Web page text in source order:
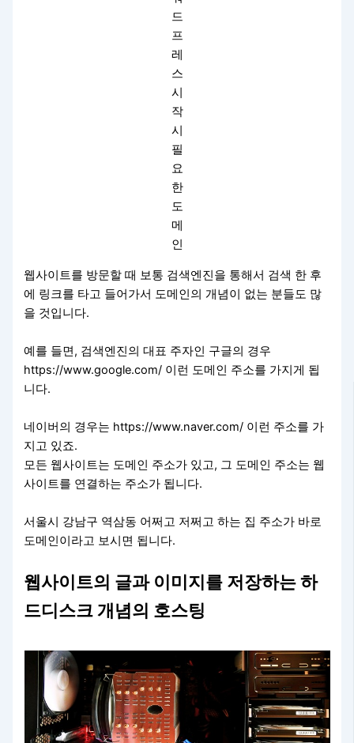
드
프
레
스
시
작
시
필
요
한
도
메
인
웹사이트를 방문할 때 보통 검색엔진을 통해서 검색 한 후
에 링크를 타고 들어가서 도메인의 개념이 없는 분들도 많
을 것입니다.
예를 들면, 검색엔진의 대표 주자인 구글의 경우
https://www.google.com/ 이런 도메인 주소를 가지게 됩
니다.
네이버의 경우는 https://www.naver.com/ 이런 주소를 가
지고 있죠.
모든 웹사이트는 도메인 주소가 있고, 그 도메인 주소는 웹
사이트를 연결하는 주소가 됩니다.
서울시 강남구 역삼동 어쩌고 저쩌고 하는 집 주소가 바로
도메인이라고 보시면 됩니다.
웹사이트의 글과 이미지를 저장하는 하
드디스크 개념의 호스팅